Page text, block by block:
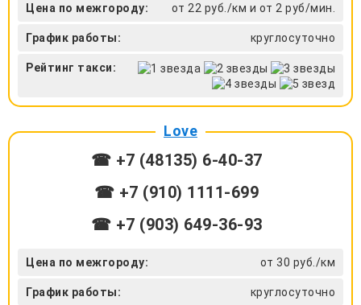
Цена по межгороду: от 22 руб./км и от 2 руб/мин.
График работы: круглосуточно
Рейтинг такси:
Love
☎ +7 (48135) 6-40-37
☎ +7 (910) 1111-699
☎ +7 (903) 649-36-93
Цена по межгороду: от 30 руб./км
График работы: круглосуточно